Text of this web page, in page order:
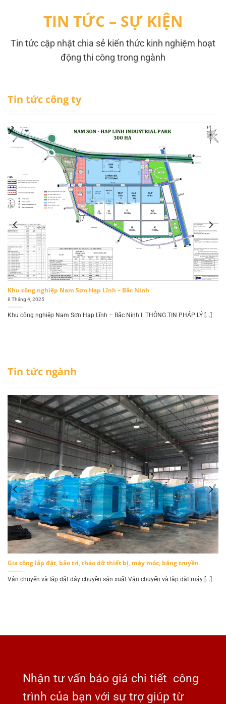
TIN TỨC – SỰ KIỆN
Tin tức cập nhật chia sẻ kiến thức kinh nghiệm hoạt
động thi công trong ngành
Tin tức công ty
Khu công nghiệp Nam Sơn Hạp Lĩnh – Bắc Ninh
8 Tháng 4, 2025
Khu công nghiệp Nam Sơn Hạp Lĩnh – Bắc Ninh I. THÔNG TIN PHÁP LÝ [...]
Tin tức ngành
Gia công lắp đặt, bảo trì, tháo dỡ thiết bị, máy móc, băng truyền
Vận chuyển và lắp đặt dây chuyền sản xuất Vận chuyển và lắp đặt máy [...]
Nhận tư vấn báo giá chi tiết công
trình của bạn với sự trợ giúp từ